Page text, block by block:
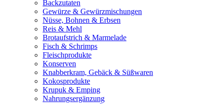
Backzutaten
Gewürze & Gewürzmischungen
Nüsse, Bohnen & Erbsen
Reis & Mehl
Brotaufstrich & Marmelade
Fisch & Schrimps
Fleischprodukte
Konserven
Knabberkram, Gebäck & Süßwaren
Kokosprodukte
Krupuk & Emping
Nahrungsergänzung